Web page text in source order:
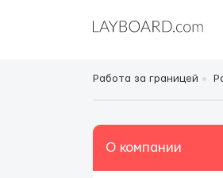
Работа за границей
О компании